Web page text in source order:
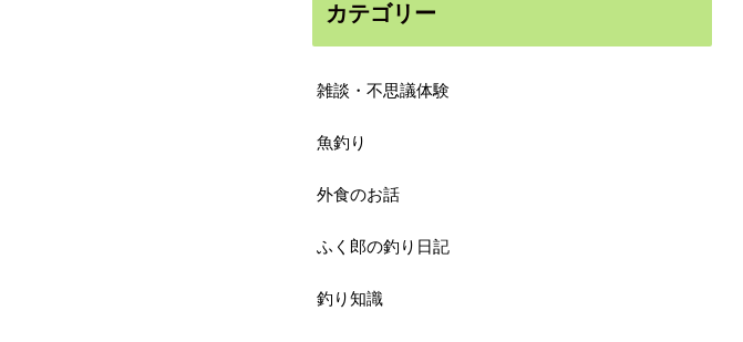
カテゴリー
雑談・不思議体験
魚釣り
外食のお話
ふく郎の釣り日記
釣り知識